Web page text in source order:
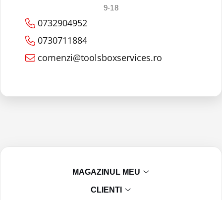
9-18
0732904952
0730711884
comenzi@toolsboxservices.ro
MAGAZINUL MEU
CLIENTI